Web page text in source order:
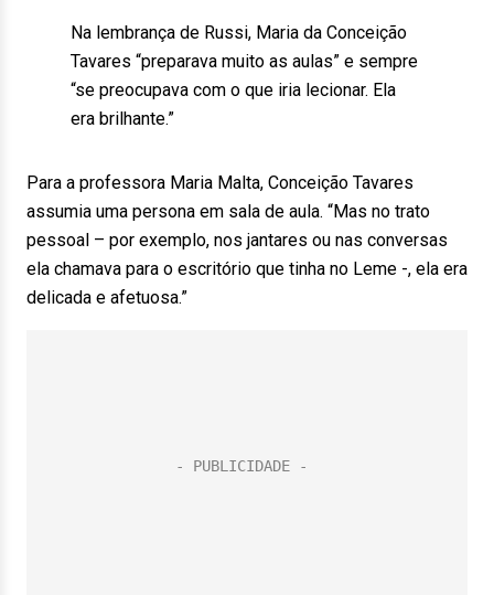
Na lembrança de Russi, Maria da Conceição
Tavares “preparava muito as aulas” e sempre
“se preocupava com o que iria lecionar. Ela
era brilhante.”
Para a professora Maria Malta, Conceição Tavares
assumia uma persona em sala de aula. “Mas no trato
pessoal – por exemplo, nos jantares ou nas conversas
ela chamava para o escritório que tinha no Leme -, ela era
delicada e afetuosa.”